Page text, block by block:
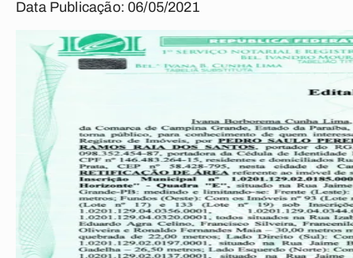
Data Publicação: 06/05/2021